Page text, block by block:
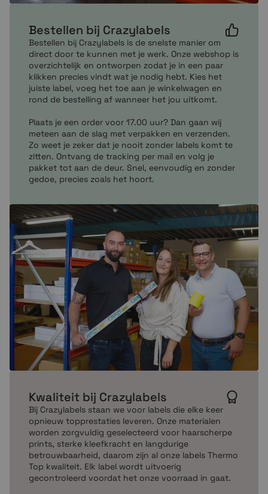
Bestellen bij Crazylabels
Bestellen bij Crazylabels is de snelste manier om
direct door te kunnen met je werk. Onze webshop is
overzichtelijk en ontworpen zodat je in een paar
klikken precies vindt wat je nodig hebt. Kies het
juiste label, voeg het toe aan je winkelwagen en
rond de bestelling af wanneer het jou uitkomt.
Plaats je een order voor 17.00 uur? Dan gaan wij
meteen aan de slag met verpakken en verzenden.
Zo weet je zeker dat je nooit zonder labels komt te
zitten. Ontvang de tracking per mail en volg je
pakket tot aan de deur. Snel, eenvoudig en zonder
gedoe, precies zoals het hoort.
Kwaliteit bij Crazylabels
Bij Crazylabels staan we voor labels die elke keer
opnieuw topprestaties leveren. Onze materialen
worden zorgvuldig geselecteerd voor haarscherpe
prints, sterke kleefkracht en langdurige
betrouwbaarheid, daarom zijn al onze labels Thermo
Top kwaliteit. Elk label wordt uitvoerig
gecontroleerd voordat het onze voorraad in gaat.